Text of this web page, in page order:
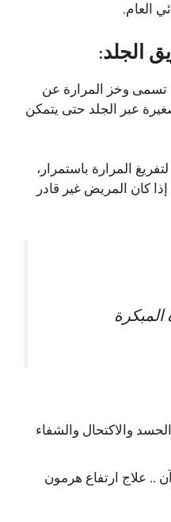
العام.
الجلد:
تسمى وخز المرارة عن
عبر الجلد حتى يتمكن
المرارة باستمرار،
كان المريض غير قادر
والاكتحال والشفاء
.. علاج ارتفاع هرمون